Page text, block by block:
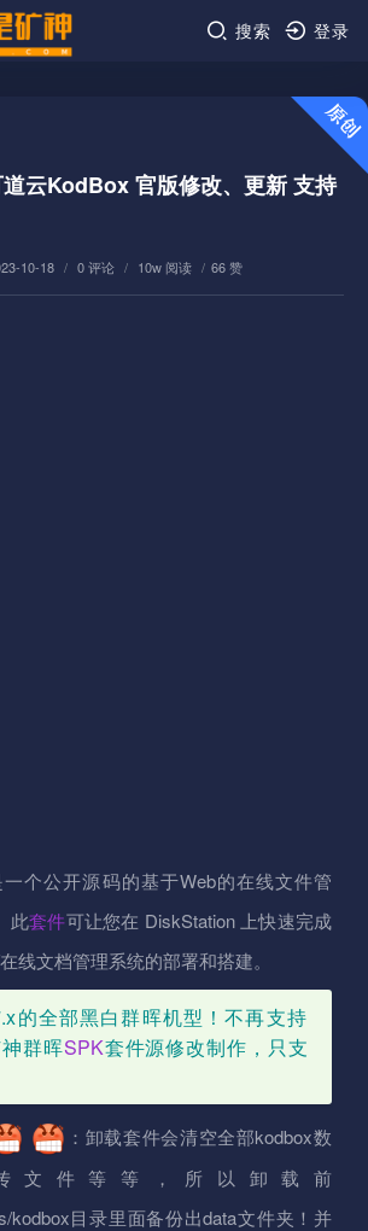
搜索 登录
云KodBox 官版修改、更新 支持
10-18 / 0 评论 / 10w 阅读 / 66 赞
个公开源码的基于Web的在线文件管
此套件可让您在 DiskStation 上快速完成
线文档管理系统的部署和搭建。
的全部黑白群晖机型！不再支持
群晖SPK套件源修改制作，只支
：卸载套件会清空全部kodbox数
文件等等，所以卸载前
kodbox目录里面备份出data文件夹！并